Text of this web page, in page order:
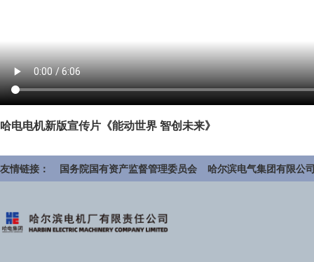
哈电电机新版宣传片《能动世界 智创未来》
友情链接： 国务院国有资产监督管理委员会 哈尔滨电气集团有限公